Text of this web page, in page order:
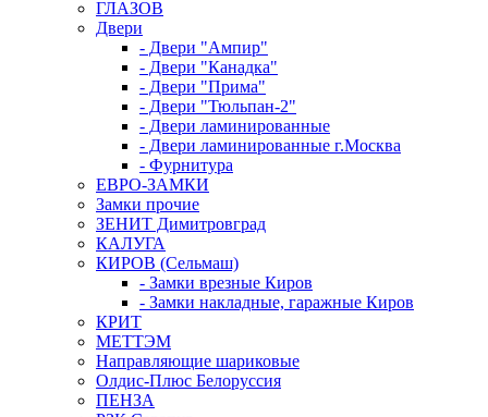
ГЛАЗОВ
Двери
- Двери "Ампир"
- Двери "Канадка"
- Двери "Прима"
- Двери "Тюльпан-2"
- Двери ламинированные
- Двери ламинированные г.Москва
- Фурнитура
ЕВРО-ЗАМКИ
Замки прочие
ЗЕНИТ Димитровград
КАЛУГА
КИРОВ (Сельмаш)
- Замки врезные Киров
- Замки накладные, гаражные Киров
КРИТ
МЕТТЭМ
Направляющие шариковые
Олдис-Плюс Белоруссия
ПЕНЗА